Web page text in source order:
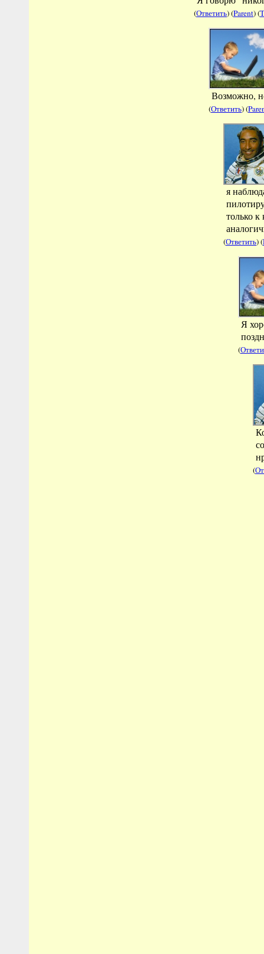
(Ответить) (Parent) (
Возможно,
(Ответить) (
я
только
(Ответить) (
Я
(
(